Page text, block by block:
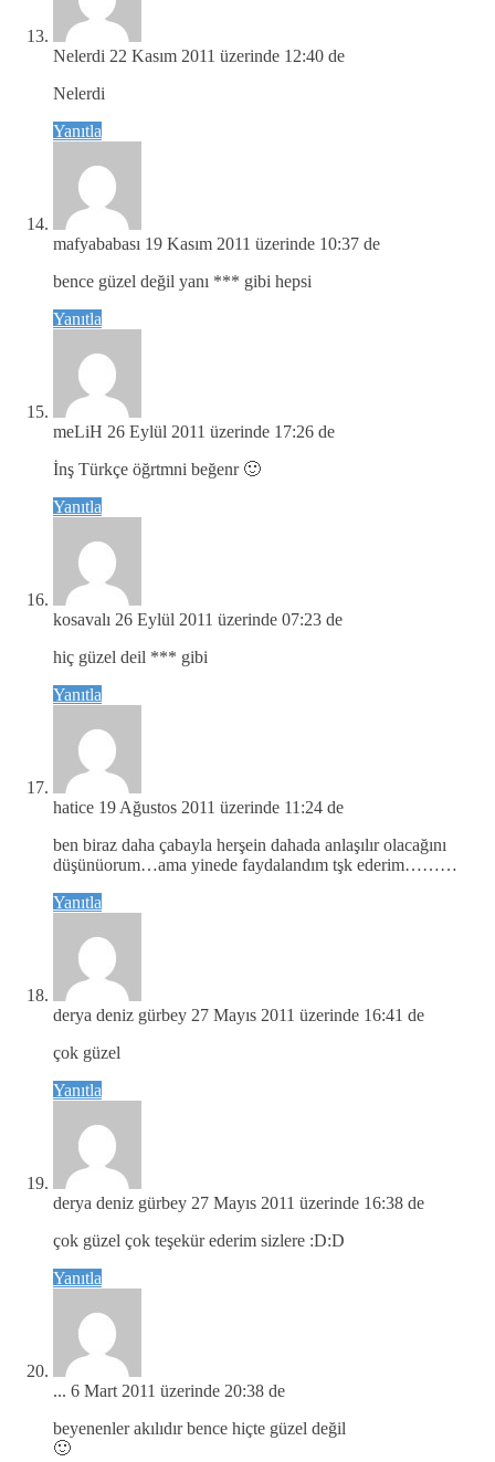
Nelerdi 22 Kasım 2011 üzerinde 12:40 de
Nelerdi
Yanıtla
mafyababası 19 Kasım 2011 üzerinde 10:37 de
bence güzel değil yanı *** gibi hepsi
Yanıtla
meLiH 26 Eylül 2011 üzerinde 17:26 de
İnş Türkçe öğrtmni beğenr 🙂
Yanıtla
kosavalı 26 Eylül 2011 üzerinde 07:23 de
hiç güzel deil *** gibi
Yanıtla
hatice 19 Ağustos 2011 üzerinde 11:24 de
ben biraz daha çabayla herşein dahada anlaşılır olacağını
düşünüorum…ama yinede faydalandım tşk ederim………
Yanıtla
derya deniz gürbey 27 Mayıs 2011 üzerinde 16:41 de
çok güzel
Yanıtla
derya deniz gürbey 27 Mayıs 2011 üzerinde 16:38 de
çok güzel çok teşekür ederim sizlere :D:D
Yanıtla
... 6 Mart 2011 üzerinde 20:38 de
beyenenler akılıdır bence hiçte güzel değil
🙂